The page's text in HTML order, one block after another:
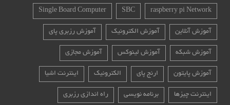
raspberry pi Network
SBC
Single Board Computer
آموزش آنلاین آموزش الکترونیک آموزش رزبری پای
آموزش شبکه آموزش لینوکس آموزش مجازی
آموزش پایتون ارنج پای الکترونیک اینترنت اشیا
اینترنت چیزها برنامه نویسی راه اندازی رزبری